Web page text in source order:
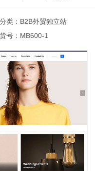
类：B2B外贸独立站
号： MB600-1